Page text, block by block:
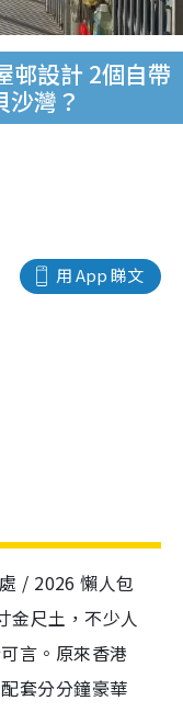
邨設計 2個自帶
沙灣？
用 App 睇文
/ 2026 懶人包
金尺土，不少人
言。原來香港
套分分鐘豪華